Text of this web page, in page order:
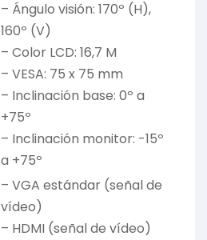
– Ángulo visión: 170º (H),
160º (V)
– Color LCD: 16,7 M
– VESA: 75 x 75 mm
– Inclinación base: 0º a
+75º
– Inclinación monitor: -15º
a +75º
– VGA estándar (señal de
vídeo)
– HDMI (señal de vídeo)